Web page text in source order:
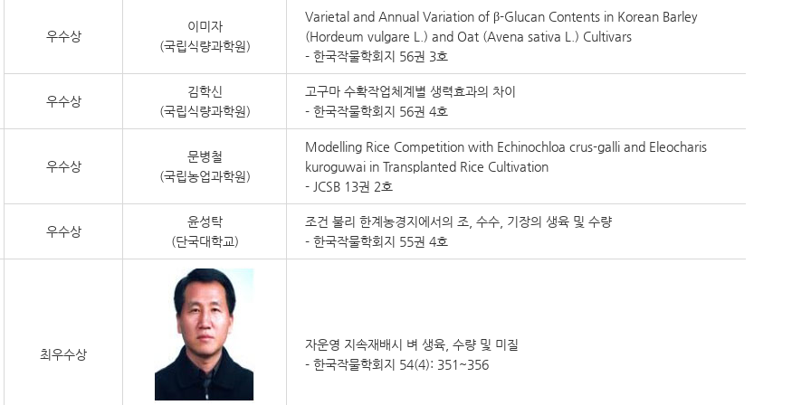
우수상
이미자
(국립식량과학원)
Varietal and Annual Variation of β-Glucan Contents in Korean Barley
(Hordeum vulgare L.) and Oat (Avena sativa L.) Cultivars
- 한국작물학회지 56권 3호
우수상
김학신
(국립식량과학원)
고구마 수확작업체계별 생력효과의 차이
- 한국작물학회지 56권 4호
우수상
문병철
(국립농업과학원)
Modelling Rice Competition with Echinochloa crus-galli and Eleocharis
kuroguwai in Transplanted Rice Cultivation
- JCSB 13권 2호
우수상
윤성탁
(단국대학교)
조건 불리 한계농경지에서의 조, 수수, 기장의 생육 및 수량
- 한국작물학회지 55권 4호
최우수상
자운영 지속재배시 벼 생육, 수량 및 미질
- 한국작물학회지 54(4): 351~356